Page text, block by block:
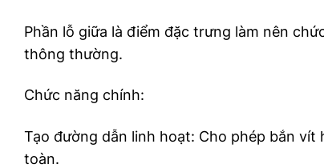
Phần lỗ giữa là điểm đặc trưng làm nên
thông thường.
Chức năng chính:
Tạo đường dẫn linh hoạt: Cho phép bắn vít
toàn.